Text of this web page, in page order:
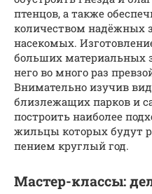
птенцов, а также
количеством надёжных
насекомых.
больших материальных
него во много раз
Внимательно изучив
близлежащих парков и
построить наиболее
жильцы которых будут
пением круглый год.
Мастер-классы: